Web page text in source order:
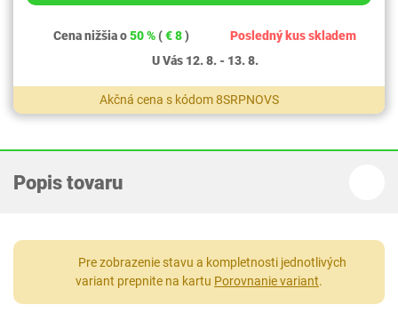
Cena nižšia o50 % (€ 8)
Posledný kus skladem
U Vás 12. 8. - 13. 8.
Akčná cena s kódom 8SRPNOVS
Popis tovaru
Pre zobrazenie stavu a kompletnosti jednotlivých
variant prepnite na kartu Porovnanie variant.